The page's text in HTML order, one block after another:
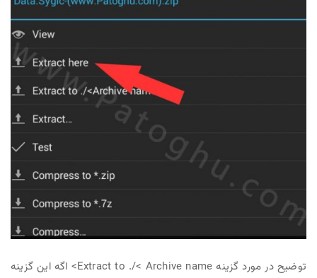
توضیح در مورد گزینه Extract to ./< Archive name> اگه این گزینه